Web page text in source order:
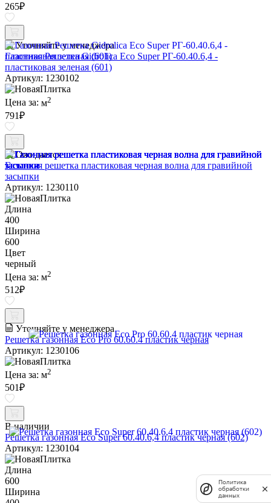
265₽
Уточняйте у менеджера
Газонная Решетка Gidrolica Eco Super РГ-60.40.6,4 -
пластиковая зеленая (601)
Артикул: 1230102
Цена за: м2
791₽
Ожидается
Газонная решетка пластиковая черная волна для гравийной
засыпки
Артикул: 1230110
Длина
400
Ширина
600
Цвет
черный
Цена за: м2
512₽
Уточняйте у менеджера
Решетка газонная Eco Pro 60.60.4 пластик черная
Артикул: 1230106
Цена за: м2
501₽
В наличии
Решетка газонная Eco Super 60.40.6,4 пластик черная (602)
Артикул: 1230104
Длина
600
Ширина
Политика
обработки
данных